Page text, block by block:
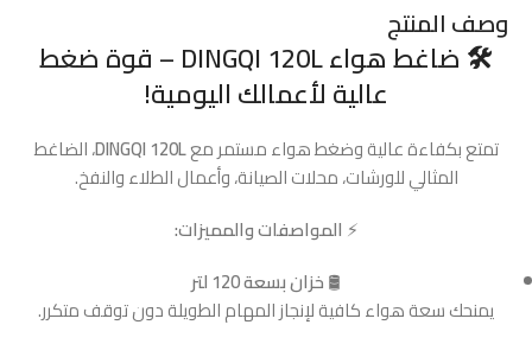
وصف المنتج
🛠️ ضاغط هواء DINGQI 120L – قوة ضغط
عالية لأعمالك اليومية!
تمتع بكفاءة عالية وضغط هواء مستمر معDINGQI 120L، الضاغط
المثالي للورشات، محلات الصيانة، وأعمال الطلاء والنفخ.
⚡ المواصفات والمميزات:
🛢️خزان بسعة 120 لتر
يمنحك سعة هواء كافية لإنجاز المهام الطويلة دون توقف متكرر.